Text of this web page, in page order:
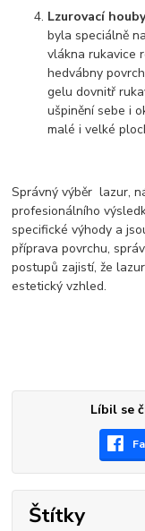
Lzurovací
byla speciálně
vlákna rukavice
hedvábny
gelu dovnitř
ušpinění sebe i
malé i velké
Správný výběr lazur,
profesionálního
specifické výhody a
příprava povrchu,
postupů zajistí, že
estetický vzhled.
Líbil se
Štítky